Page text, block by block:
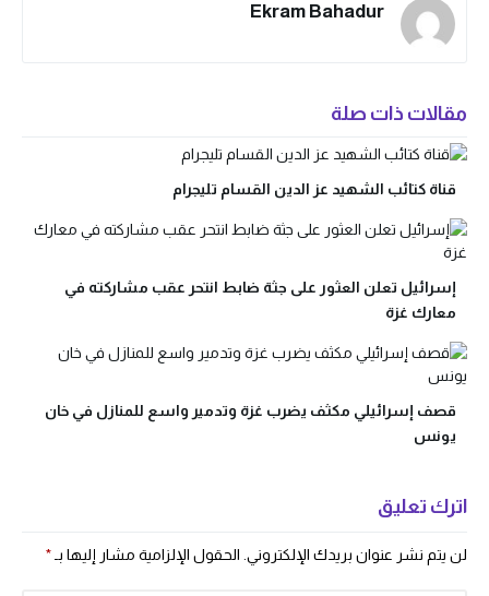
Ekram Bahadur
مقالات ذات صلة
قناة كتائب الشهيد عز الدين القسام تليجرام
إسرائيل تعلن العثور على جثة ضابط انتحر عقب مشاركته في
معارك غزة
قصف إسرائيلي مكثف يضرب غزة وتدمير واسع للمنازل في خان
يونس
اترك تعليق
لن يتم نشر عنوان بريدك الإلكتروني. الحقول الإلزامية مشار إليها بـ*